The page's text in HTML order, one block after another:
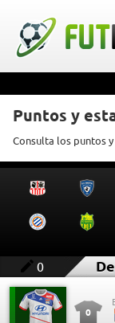
Puntos y
Consulta los puntos
0
0